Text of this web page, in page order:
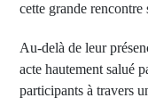
cette grande rencontre
Au-delà de leur
acte hautement salué
participants à travers